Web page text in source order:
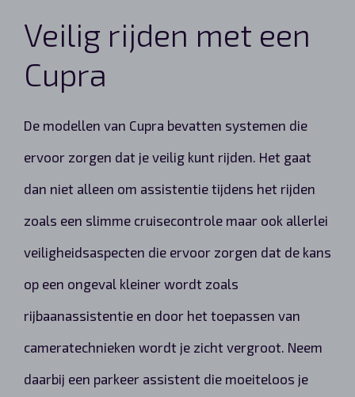
Veilig rijden met een
Cupra
De modellen van Cupra bevatten systemen die
ervoor zorgen dat je veilig kunt rijden. Het gaat
dan niet alleen om assistentie tijdens het rijden
zoals een slimme cruisecontrole maar ook allerlei
veiligheidsaspecten die ervoor zorgen dat de kans
op een ongeval kleiner wordt zoals
rijbaanassistentie en door het toepassen van
cameratechnieken wordt je zicht vergroot. Neem
daarbij een parkeer assistent die moeiteloos je